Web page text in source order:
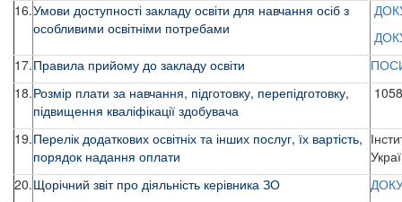
16.Умови доступності закладу освіти для навчання осіб з
особливими освітніми потребами
17.Правила прийому до закладу освіти
18.Розмір плати за навчання, підготовку, перепідготовку,
підвищення кваліфікації здобувача
19.Перелік додаткових освітніх та інших послуг, їх вартість,
порядок надання оплати
20.Щорічний звіт про діяльність керівника ЗО